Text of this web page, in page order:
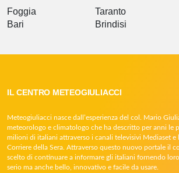
Foggia
Bari
Taranto
Brindisi
IL CENTRO METEOGIULIACCI
Meteogiuliacci nasce dall’esperienza del col. Mario
meteorologo e climatologo che ha descritto per anni le
milioni di italiani attraverso i canali televisivi Mediaset e
Corriere della Sera. Attraverso questo nuovo portale il
scelto di continuare a informare gli italiani fornendo
serio ma anche bello, innovativo e facile da usare.